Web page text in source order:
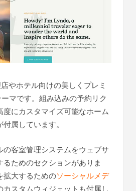
やホテル向けの美しくプレミ
マです。組み込みの予約リク
度にカスタマイズ可能なホーム
属しています。
の客室管理システムをウェブサ
ためのセクションがありま
拡大するためのソーシャルメデ